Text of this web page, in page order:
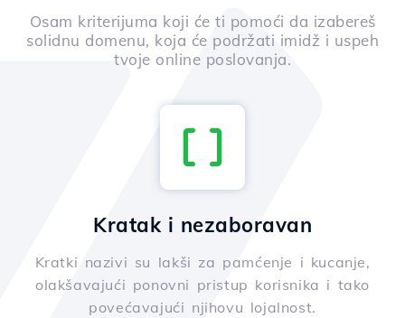
Osam kriterijuma koji će ti pomoći da izabereš
solidnu domenu, koja će podržati imidž i uspeh
tvoje online poslovanja.
Kratak i nezaboravan
Kratki nazivi su lakši za pamćenje i kucanje,
olakšavajući ponovni pristup korisnika i tako
povećavajući njihovu lojalnost.